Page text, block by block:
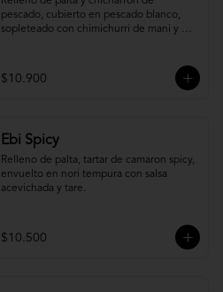
pescado, cubierto en pescado blanco,
sopleteado con chimichurri de mani y
$10.900
Ebi Spicy
Relleno de palta, tartar de camaron spicy,
envuelto en nori tempura con salsa
acevichada y tare.
$10.500